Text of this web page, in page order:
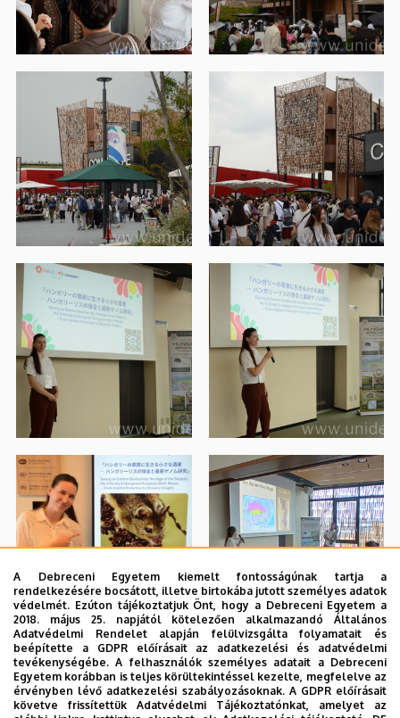
A Debreceni Egyetem kiemelt fontosságúnak tartja a
rendelkezésére bocsátott, illetve birtokába jutott személyes adatok
védelmét. Ezúton tájékoztatjuk Önt, hogy a Debreceni Egyetem a
2018. május 25. napjától kötelezően alkalmazandó Általános
Adatvédelmi Rendelet alapján felülvizsgálta folyamatait és
beépítette a GDPR előírásait az adatkezelési és adatvédelmi
tevékenységébe. A felhasználók személyes adatait a Debreceni
Egyetem korábban is teljes körültekintéssel kezelte, megfelelve az
érvényben lévő adatkezelési szabályozásoknak. A GDPR előírásait
követve frissítettük Adatvédelmi Tájékoztatónkat, amelyet az